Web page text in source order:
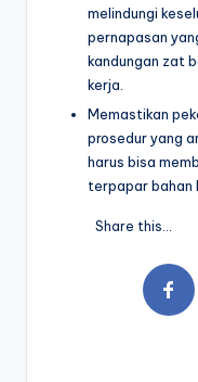
melindungi
pernapasan
kandungan zat
kerja.
Memastikan
prosedur yang
harus bisa
terpapar bahan
Share this...